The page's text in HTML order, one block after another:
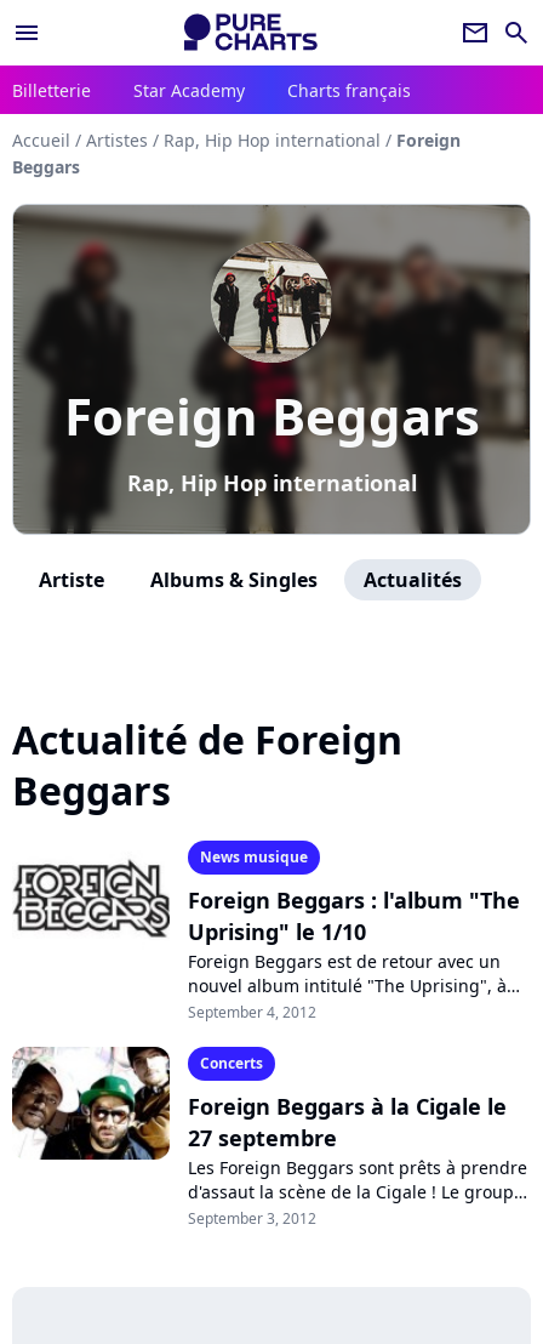
menu newsletter search
Billetterie Star Academy Charts français
Accueil / Artistes / Rap, Hip Hop international / Foreign
Beggars
Foreign Beggars
Rap, Hip Hop international
Artiste Albums & Singles Actualités
Actualité de Foreign
Beggars
News musique
Foreign Beggars : l'album "The
Uprising" le 1/10
Foreign Beggars est de retour avec un
nouvel album intitulé "The Uprising", à
paraître sur le label du DJ Deadmau5.
September 4, 2012
Concerts
Foreign Beggars à la Cigale le
27 septembre
Les Foreign Beggars sont prêts à prendre
d'assaut la scène de la Cigale ! Le groupe
undergound originaire de Londres s'y
September 3, 2012